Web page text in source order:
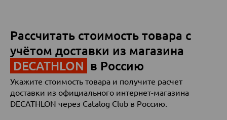
Рассчитать стоимость товара с
учётом доставки из магазина
DECATHLON в Россию
Укажите стоимость товара и получите расчет
доставки из официального интернет-магазина
DECATHLON через Catalog Club в Россию.